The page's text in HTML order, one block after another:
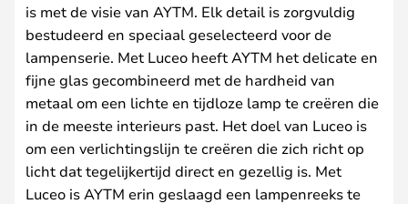
is met de visie van AYTM. Elk detail is zorgvuldig
bestudeerd en speciaal geselecteerd voor de
lampenserie. Met Luceo heeft AYTM het delicate en
fijne glas gecombineerd met de hardheid van
metaal om een lichte en tijdloze lamp te creëren die
in de meeste interieurs past. Het doel van Luceo is
om een verlichtingslijn te creëren die zich richt op
licht dat tegelijkertijd direct en gezellig is. Met
Luceo is AYTM erin geslaagd een lampenreeks te